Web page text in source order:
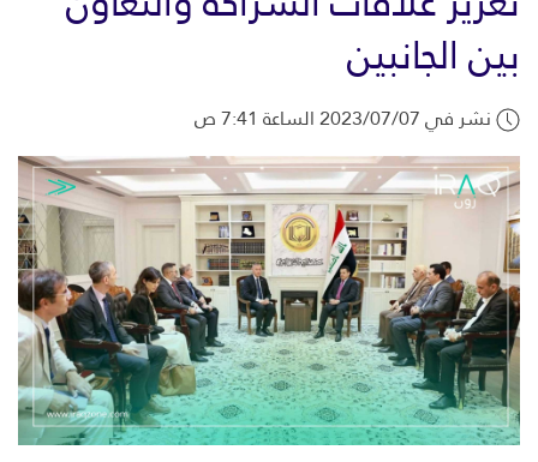
بين الجانبين
نشر في 2023/07/07 الساعة 7:41 ص